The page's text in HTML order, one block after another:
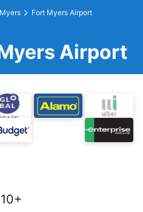
Fort Myers Airport
Airport
10+